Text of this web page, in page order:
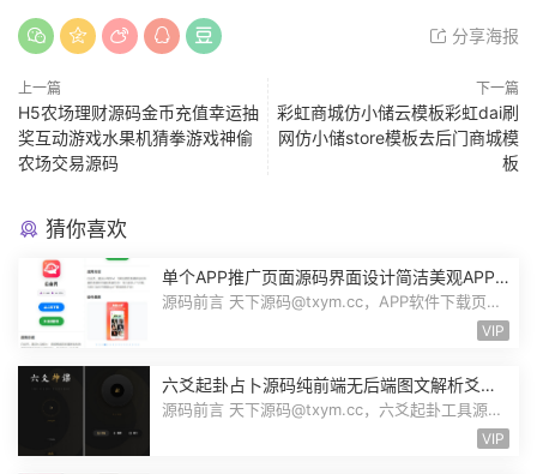
分享海报
上一篇
H5农场理财源码金币充值幸运抽
奖互动游戏水果机猜拳游戏神偷
农场交易源码
下一篇
彩虹商城仿小储云模板彩虹dai刷
网仿小储store模板去后门商城模
板
猜你喜欢
单个APP推广页面源码界面设计简洁美观APP
应用下载页面自带后台管理PHP源码
源码前言 天下源码@txym.cc，APP软件下载页
VIP
六爻起卦占卜源码纯前端无后端图文解析爻位
图解指定卦式自动排盘自适应Node源码
源码前言 天下源码@txym.cc，六爻起卦工具源
VIP